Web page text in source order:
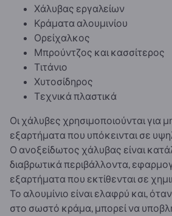
Χάλυβας εργαλείων
Κράματα αλουμινίου
Ορείχαλκος
Μπρούντζος και κασσίτερος
Τιτάνιο
Χυτοσίδηρος
Τεχνικά πλαστικά
Οι χάλυβες χρησιμοποιούνται για
εξαρτήματα που υπόκεινται σε
Ο ανοξείδωτος χάλυβας είναι
διαβρωτικά περιβάλλοντα,
εξαρτήματα που εκτίθενται σε
Το αλουμίνιο είναι ελαφρύ και,
στο σωστό κράμα, μπορεί να